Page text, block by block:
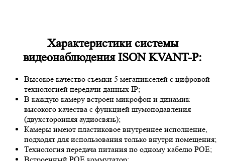
Характеристики системы
видеонаблюдения ISON KVANT-P:
Высокое качество съемки 5 мегапикселей с цифровой
технологией передачи данных IP;
В каждую камеру встроен микрофон и динамик
высокого качества с функцией шумоподавления
(двухсторонняя аудиосвязь);
Камеры имеют пластиковое внутреннее исполнение,
подходят для использования только внутри помещения;
Технология передача питания по одному кабелю POE;